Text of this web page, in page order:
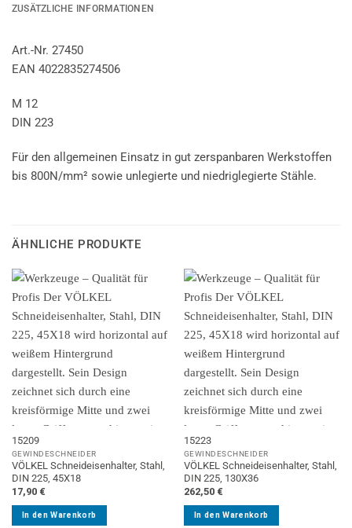
ZUSÄTZLICHE INFORMATIONEN
Art.-Nr. 27450
EAN 4022835274506
M 12
DIN 223
Für den allgemeinen Einsatz in gut zerspanbaren Werkstoffen
bis 800N/mm² sowie unlegierte und niedriglegierte Stähle.
ÄHNLICHE PRODUKTE
15209
GEWINDESCHNEIDER
VÖLKEL Schneideisenhalter, Stahl,
DIN 225, 45X18
17,90 €
In den Warenkorb
15223
GEWINDESCHNEIDER
VÖLKEL Schneideisenhalter, Stahl,
DIN 225, 130X36
262,50 €
In den Warenkorb